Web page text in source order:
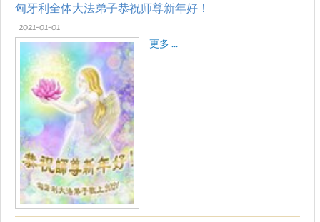
匈牙利全体大法弟子恭祝师尊新年好！
2021-01-01
更多 ...